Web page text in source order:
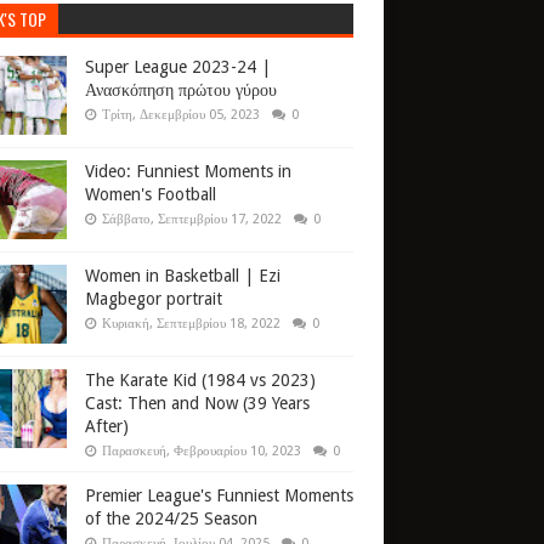
TOP
Super League 2023-24 |
Ανασκόπηση πρώτου γύρου
Τρίτη, Δεκεμβρίου 05, 2023 0
Video: Funniest Moments in
Women's Football
Σάββατο, Σεπτεμβρίου 17, 2022 0
Women in Basketball | Ezi
Magbegor portrait
Κυριακή, Σεπτεμβρίου 18, 2022 0
The Karate Kid (1984 vs 2023)
Cast: Then and Now (39 Years
After)
Παρασκευή, Φεβρουαρίου 10, 2023 0
Premier League's Funniest Moments
of the 2024/25 Season